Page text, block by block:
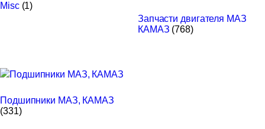
Misc (1)
Запчасти двигателя МАЗ
КАМАЗ (768)
Подшипники МАЗ, КАМАЗ
(331)